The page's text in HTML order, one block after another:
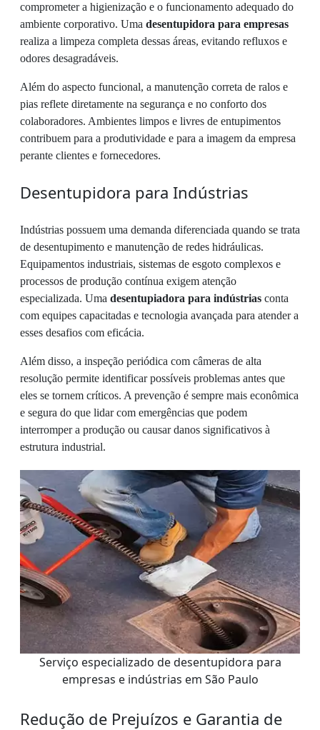
comprometer a higienização e o funcionamento adequado do
ambiente corporativo. Uma desentupidora para empresas
realiza a limpeza completa dessas áreas, evitando refluxos e
odores desagradáveis.
Além do aspecto funcional, a manutenção correta de ralos e
pias reflete diretamente na segurança e no conforto dos
colaboradores. Ambientes limpos e livres de entupimentos
contribuem para a produtividade e para a imagem da empresa
perante clientes e fornecedores.
Desentupidora para Indústrias
Indústrias possuem uma demanda diferenciada quando se trata
de desentupimento e manutenção de redes hidráulicas.
Equipamentos industriais, sistemas de esgoto complexos e
processos de produção contínua exigem atenção
especializada. Uma desentupiadora para indústrias conta
com equipes capacitadas e tecnologia avançada para atender a
esses desafios com eficácia.
Além disso, a inspeção periódica com câmeras de alta
resolução permite identificar possíveis problemas antes que
eles se tornem críticos. A prevenção é sempre mais econômica
e segura do que lidar com emergências que podem
interromper a produção ou causar danos significativos à
estrutura industrial.
Serviço especializado de desentupidora para
empresas e indústrias em São Paulo
Redução de Prejuízos e Garantia de